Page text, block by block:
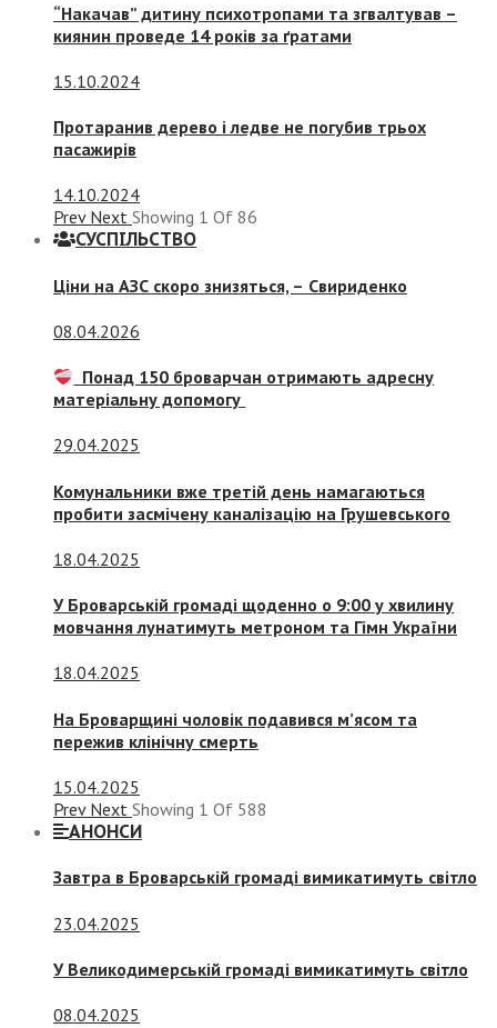
“Накачав” дитину психотропами та згвалтував –
киянин проведе 14 років за ґратами
15.10.2024
Протаранив дерево і ледве не погубив трьох
пасажирів
14.10.2024
Prev Next Showing 1 Of 86
СУСПIЛЬСТВО
Ціни на АЗС скоро знизяться, – Свириденко
08.04.2026
Понад 150 броварчан отримають адресну
матеріальну допомогу
29.04.2025
Комунальники вже третій день намагаються
пробити засмічену каналізацію на Грушевського
18.04.2025
У Броварській громаді щоденно о 9:00 у хвилину
мовчання лунатимуть метроном та Гімн України
18.04.2025
На Броварщині чоловік подавився м’ясом та
пережив клінічну смерть
15.04.2025
Prev Next Showing 1 Of 588
АНОНСИ
Завтра в Броварській громаді вимикатимуть світло
23.04.2025
У Великодимерській громаді вимикатимуть світло
08.04.2025